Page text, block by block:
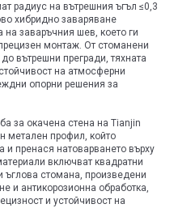
радиус на вътрешния ъгъл ≤0,3
хибридно заваряване
заваръчния шев, което ги
монтаж. От стоманени
вътрешни прегради, тяхната
на атмосферни
опорни решения за
за окачена стена на Tianjin
метален профил, който
пренася натоварването върху
включват квадратни
ъглова стомана, произведени
и антикорозионна обработка,
и устойчивост на